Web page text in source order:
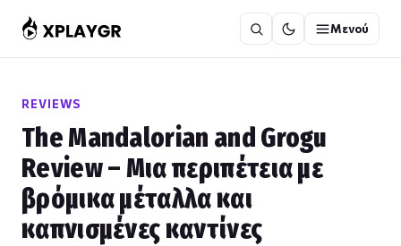
στο
περιεχόμενο
Μενού
REVIEWS
The Mandalorian and Grogu
Review – Μια περιπέτεια με
βρόμικα μέταλλα και
καπνισμένες καντίνες